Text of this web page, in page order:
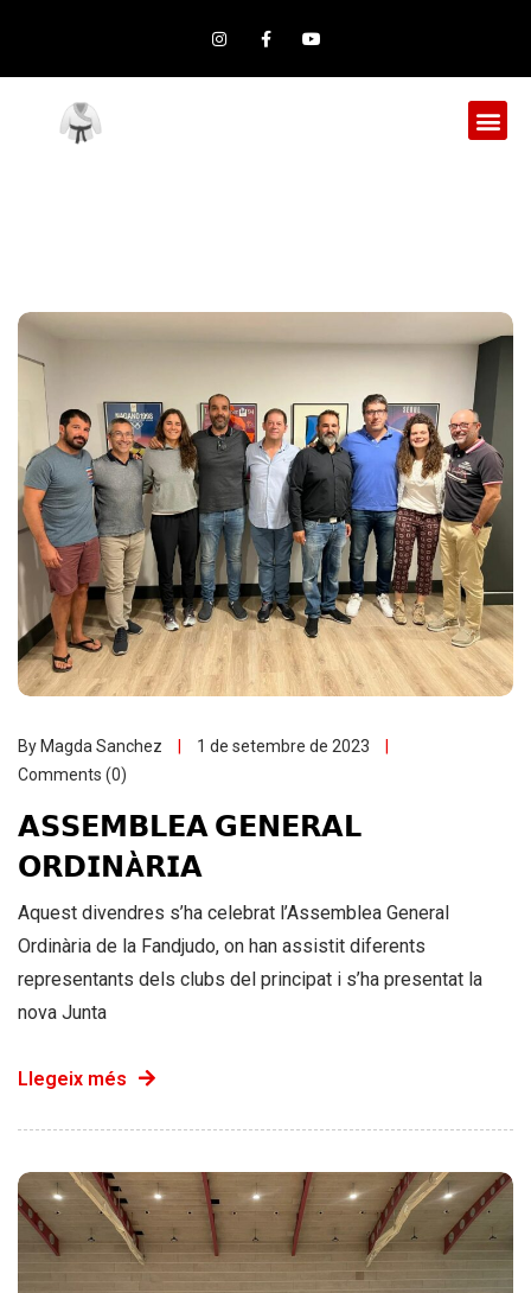
By Magda Sanchez
1 de setembre de 2023
Comments (0)
𝗔𝗦𝗦𝗘𝗠𝗕𝗟𝗘𝗔 𝗚𝗘𝗡𝗘𝗥𝗔𝗟
𝗢𝗥𝗗𝗜𝗡À𝗥𝗜𝗔
Aquest divendres s’ha celebrat l’Assemblea General
Ordinària de la Fandjudo, on han assistit diferents
representants dels clubs del principat i s’ha presentat la
nova Junta
Llegeix més